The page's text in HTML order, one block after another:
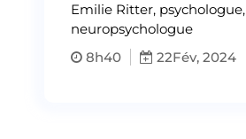
Emilie Ritter, psychologue,
neuropsychologue
8h40
22Fév, 2024